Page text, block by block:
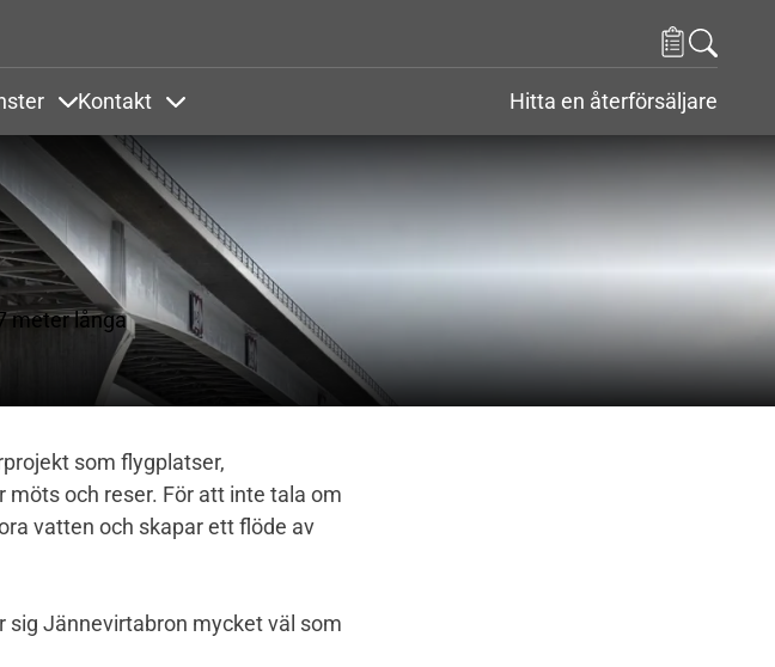
Kontakt Hitta en återförsäljare
meter långa
som flygplatser,
och reser. För att inte tala om
vatten och skapar ett flöde av
sig Jännevirtabron mycket väl som